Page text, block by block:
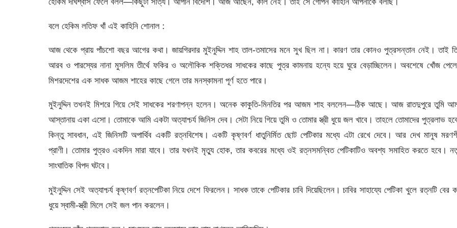
বলে হেকিম লতিফ খাঁ এই কাহিনি শোনাল :
আজ থেকে প্রায় পাঁচশো বছর আগের কথা। জায়গিরদার মুইনুদ্দিন শাহ তাল-তমাসের মনে সুখ ছিল না। কারণ তার কোনও পুত্রসন্তান নেই। তাই
আরব ও পারস্যের নানা মুসলিম তীর্থে ফকির ও অলৌকিক শক্তিধর সাধকের কাছে পুত্র কামনায় হন্যে হয়ে ঘুরে বেড়াচ্ছিলেন। অবশেষে খোঁজ
মিশরদেশের এক সাধক আজম শাহের কাছে গেলে তার মনস্কামনা পূর্ণ হতে পারে।
মুইনুদ্দিন তখনই মিশরে গিয়ে সেই সাধকের শরণাপন্ন হলেন। অনেক কাকুতি-মিনতির পর আজম শাহ বললেন—ঠিক আছে। আজ রাতদুপুরে তুমি
আস্তানায় একা এসো। তোমাকে আমি একটা অত্যাশ্চর্য জিনিস দেব। সেটা নিয়ে গিয়ে তুমি ও তোমার স্ত্রী ধুয়ে জল খাবে। তাহলে তোমাদের পুত্রলাভ
কিন্তু সাবধান, এই জিনিসটি অপার্থিব একটি রত্নবিশেষ। একটি কৃষ্ণবর্ণ ধাতুনির্মিত ছোট পেটিকার মধ্যে এটা রেখে দেবে। আর দেখ মানুষ
প্রাণী। তোমার পুত্রও একদিন মারা যাবে। তার যখনই মৃত্যু হোক, তার কবরের মধ্যে ওই রত্নসমন্বিত পেটিকাটিও অবশ্য সমাহিত করতে হবে।
সাংঘাতিক বিপদ ঘটবে।
মুইনুদ্দিন সেই অত্যাশ্চর্য কৃষ্ণবর্ণ রত্নপেটিকা নিয়ে দেশে ফিরলেন। সাধক তাকে পেটিকার চাবি দিয়েছিলেন। চাবির সাহায্যে পেটিকা খুলে রত্নটি বের
ধুয়ে স্বামী-স্ত্রী মিলে সেই জল পান করলেন।